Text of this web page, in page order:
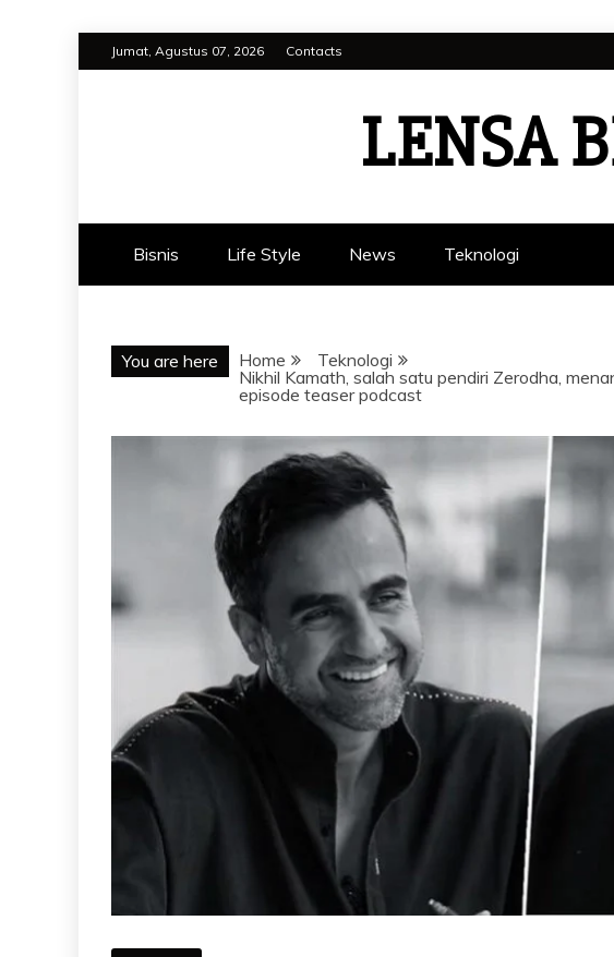
to
Jumat, Agustus 07, 2026 Contacts
LENSA
Bisnis Life Style News Teknologi
You are here Home
Teknologi
Nikhil Kamath, salah satu pendiri Zerodha,
episode teaser podcast